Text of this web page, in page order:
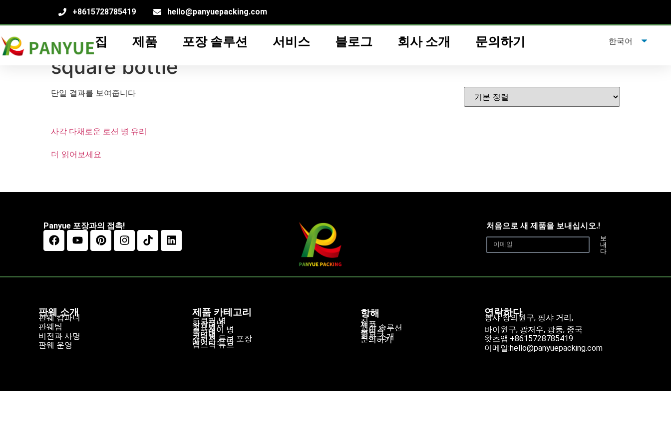
+8615728785419 hello@panyuepacking.com
집 제품 포장 솔루션 서비스 블로그 회사 소개 문의하기
집/ 제품/ "태그"제품 square bottle
square bottle
단일 결과를 보여줍니다
사각 다채로운 로션 병 유리
더 읽어보세요
Panyue 포장과의 접촉! 처음으로 새 제품을 보내십시오.!
보
내
다
판웨 소개
판웨 캄파니
판웨팀
비전과 사명
판웨 운영
제품 카테고리
드로퍼 병
화장품병
펌프병
스프레이 병
롤러병
크림병
스퀴즈 튜브 포장
에어리스 병
립스틱 튜브
항해
집
제품
포장 솔루션
서비스
블로그
회사 소개
문의하기
연락하다
핑샤 창의원구, 핑샤 거리,
바이윈구, 광저우, 광둥, 중국
왓츠앱:+8615728785419
이메일:hello@panyuepacking.com